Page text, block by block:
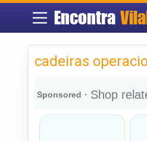
Encontra
cadeiras